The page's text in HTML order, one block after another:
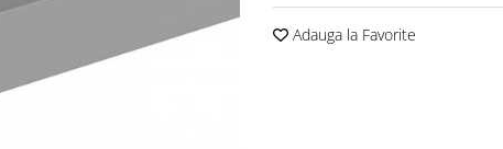
Adauga la Favorite